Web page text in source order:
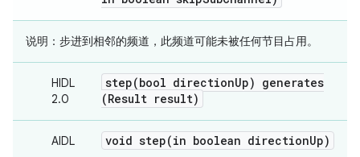
说明： 步进到相邻的频道，此频道可能未被任何节目占用。
HIDL
2.0
step(bool directionUp) generates
(Result result)
AIDL void step(in boolean directionUp)